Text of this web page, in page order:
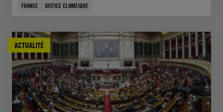
FRANCE JUSTICE CLIMATIQUE
ACTUALITÉ